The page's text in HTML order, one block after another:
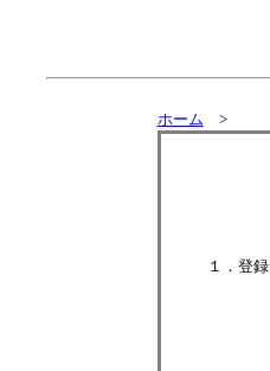
ホーム >
１．登